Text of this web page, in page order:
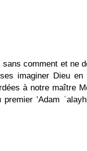
comment et ne
imaginer Dieu
à notre maître
’Adam